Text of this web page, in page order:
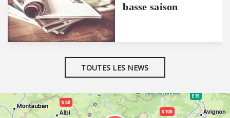
basse saison
TOUTES LES NEWS